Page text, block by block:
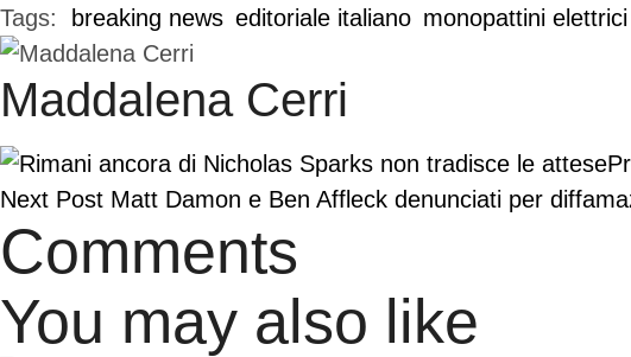
Tags: breaking news editoriale italiano monopattini elettrici
Maddalena Cerri
Next Post Matt Damon e Ben Affleck denunciati per
Comments
You may also like